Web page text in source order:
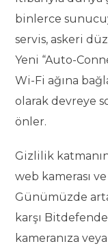
binlerce
servis, askeri
Yeni “Auto-
Wi-Fi ağına
olarak devreye
önler.
Gizlilik
web kamerası
Günümüzde
karşı
kameranıza